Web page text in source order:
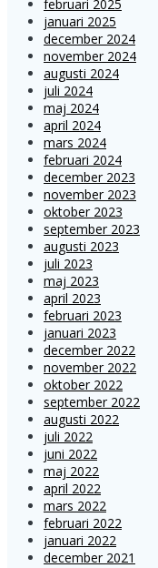
februari 2025
januari 2025
december 2024
november 2024
augusti 2024
juli 2024
maj 2024
april 2024
mars 2024
februari 2024
december 2023
november 2023
oktober 2023
september 2023
augusti 2023
juli 2023
maj 2023
april 2023
februari 2023
januari 2023
december 2022
november 2022
oktober 2022
september 2022
augusti 2022
juli 2022
juni 2022
maj 2022
april 2022
mars 2022
februari 2022
januari 2022
december 2021